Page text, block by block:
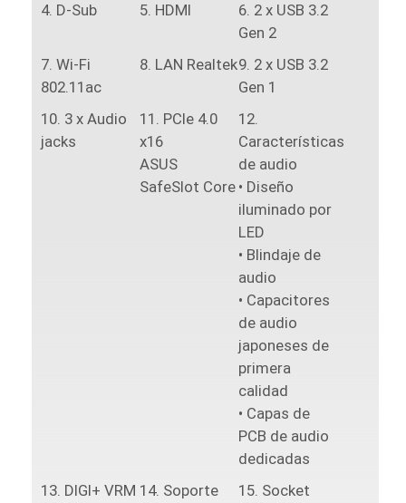
D-Sub HDMI
2 x USB 3.2
Gen 2
Wi-Fi
802.11ac
LAN Realtek
2 x USB 3.2
Gen 1
3 x Audio
jacks
PCIe 4.0
x16
ASUS
SafeSlot Core
Características
de audio
• Diseño
iluminado por
LED
• Blindaje de
audio
• Capacitores
de audio
japoneses de
primera
calidad
• Capas de
PCB de audio
dedicadas
DIGI+ VRM
Soporte
Socket